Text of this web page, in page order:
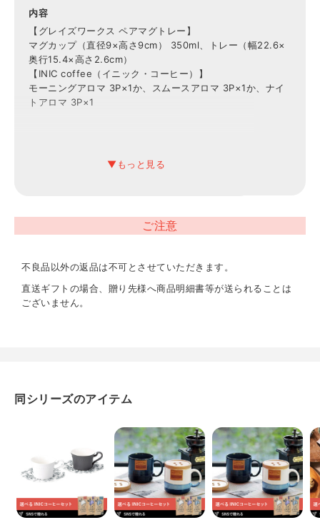
内容
【グレイズワークス ペアマグトレー】
マグカップ（直径9×高さ9cm） 350ml、トレー（幅22.6×
奥行15.4×高さ2.6cm）
【INIC coffee（イニック・コーヒー）】
モーニングアロマ 3P×1か、スムースアロマ 3P×1か、ナイ
トアロマ 3P×1
ご注意
不良品以外の返品は不可とさせていただきます。
直送ギフトの場合、贈り先様へ商品明細書等が送られることは
ございません。
同シリーズのアイテム